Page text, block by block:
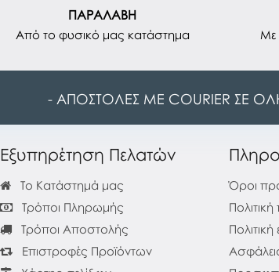
ΠΑΡΑΛΑΒΗ
Από το φυσικό μας κατάστημα Με
- ΑΠΟΣΤΟΛΕΣ ΜΕ COURIER ΣΕ
Εξυπηρέτηση Πελατών
Το Κατάστημά μας
Τρόποι Πληρωμής
Τρόποι Αποστολής
Επιστροφές Προϊόντων
Όροι